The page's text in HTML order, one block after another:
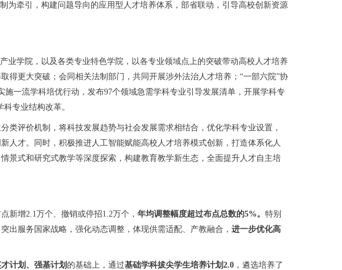
为牵引，构建问题导向的应用型人才培养体系，部省联动，引导高校创新资源
业学院，以及各类专业特色学院，以各专业领域点上的突破带动高校人才培养
更大突破；会同相关法制部门，共同开展涉外法治人才培养；“一部六院”协
一流学科培优行动，发布97个领域急需学科专业引导发展清单，开展学科专
专业结构改革。
评价机制，将科技发展趋势与社会发展需求相结合，优化学科专业设置，
人才。同时，积极推进人工智能赋能高校人才培养模式创新，打造体系化人
景式和研究式教学等深度探索，构建教育教学新生态，全面提升人才自主培
新增2.1万个、撤销或停招1.2万个， 年均调整幅度超过布点总数的5%。 特别
出服务国家战略，强化动态调整，体现供需适配、产教融合， 进一步优化高
计划、强基计划 的基础上，通过基础学科拔尖学生培养计划2.0 ，遴选培养了